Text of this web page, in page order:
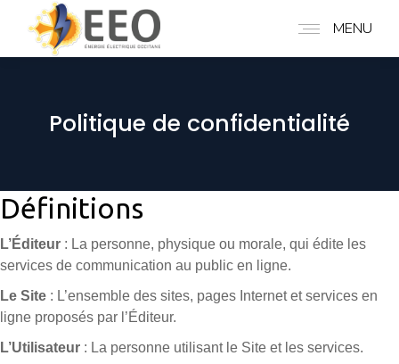
MENU
Politique de confidentialité
Définitions
L’Éditeur : La personne, physique ou morale, qui édite les
services de communication au public en ligne.
Le Site : L’ensemble des sites, pages Internet et services en
ligne proposés par l’Éditeur.
L’Utilisateur : La personne utilisant le Site et les services.